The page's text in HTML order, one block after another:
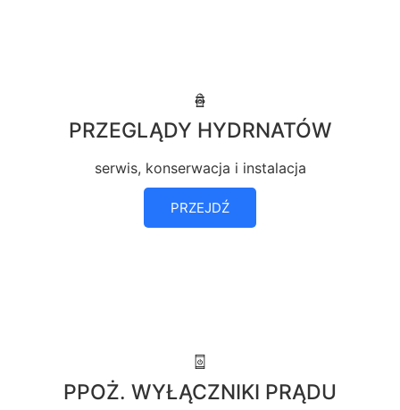
PRZEGLĄDY HYDRNATÓW
serwis, konserwacja i instalacja
PRZEJDŹ
PPOŻ. WYŁĄCZNIKI PRĄDU